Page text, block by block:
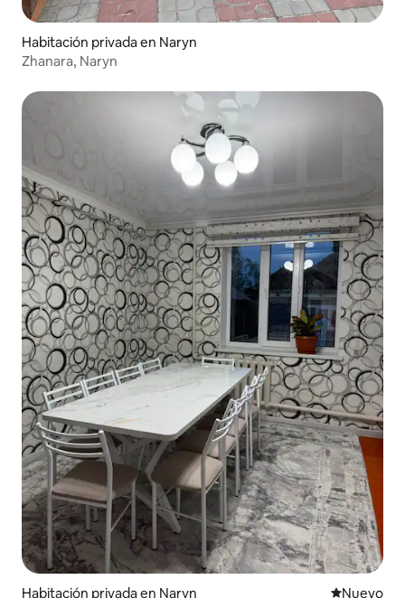
Habitación privada en Naryn
Zhanara, Naryn
Habitación privada en Naryn Nuevo
Nuevo